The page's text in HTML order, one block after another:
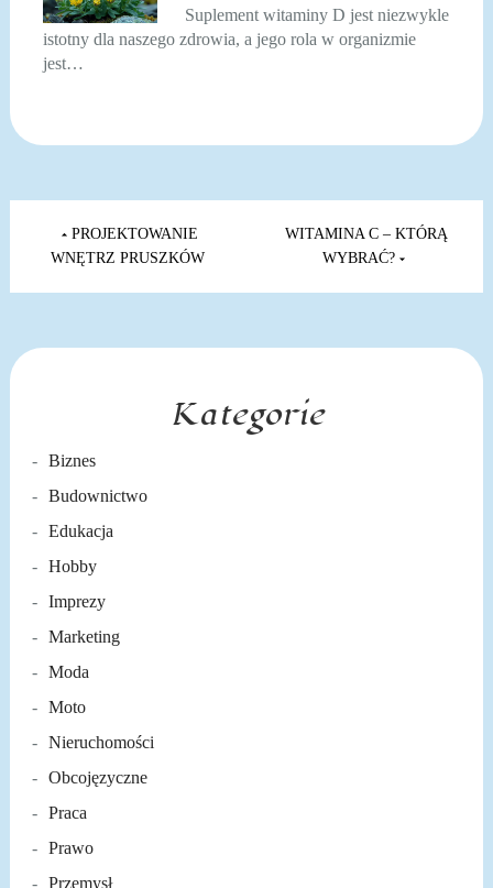
Suplement witaminy D jest niezwykle
istotny dla naszego zdrowia, a jego rola w organizmie
jest…
Nawigacja
wpisu
PROJEKTOWANIE
WNĘTRZ PRUSZKÓW
WITAMINA C – KTÓRĄ
WYBRAĆ?
Kategorie
Biznes
Budownictwo
Edukacja
Hobby
Imprezy
Marketing
Moda
Moto
Nieruchomości
Obcojęzyczne
Praca
Prawo
Przemysł